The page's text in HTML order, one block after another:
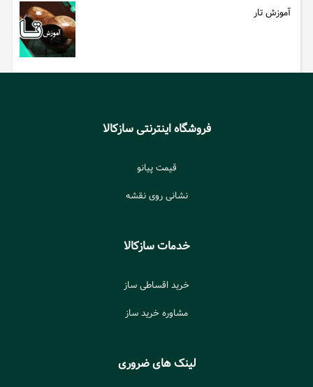
آموزش تار
فروشگاه اینترنتی سازکالا
قیمت پیانو
نشانی روی نقشه
خدمات سازکالا
خرید اقساطی ساز
مشاوره خرید ساز
لینک های ضروری